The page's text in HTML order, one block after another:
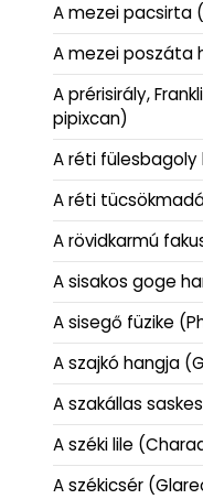
A mezei pacsirta
A mezei poszáta
A prérisirály,
pipixcan)
A réti
A réti
A rövidkarmú
A sisakos goge
A sisegő füzike
A szajkó hangja
A szakállas
A széki lile
A székicsér